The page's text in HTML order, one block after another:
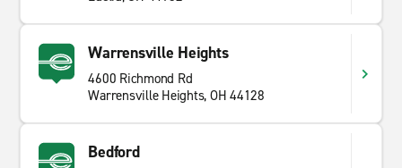
Warrensville Heights
4600 Richmond Rd
Warrensville Heights, OH 44128
Bedford